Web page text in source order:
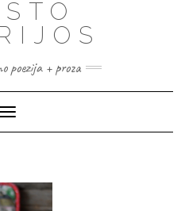
poezija + proza
Toggle
Navigation